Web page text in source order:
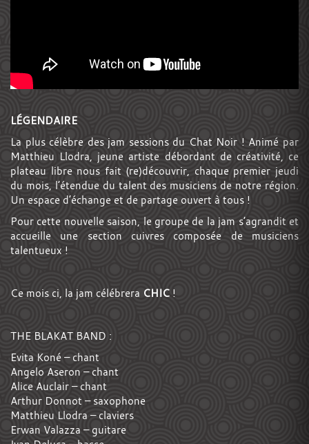
LÉGENDAIRE
La plus célèbre des jam sessions du Chat Noir ! Animé par
Matthieu Llodra, jeune artiste débordant de créativité, ce
plateau libre nous fait (re)découvrir, chaque premier jeudi
du mois, l’étendue du talent des musiciens de notre région.
Un espace d’échange et de partage ouvert à tous !
Pour cette nouvelle saison, le groupe de la jam s’agrandit et
accueille une section cuivres composée de musiciens
talentueux !
Ce mois ci, la jam célébrera CHIC !
THE BLAKAT BAND :
Evita Koné – chant
Angelo Aseron – chant
Alice Auclair – chant
Arthur Donnot – saxophone
Matthieu Llodra – claviers
Erwan Valazza – guitare